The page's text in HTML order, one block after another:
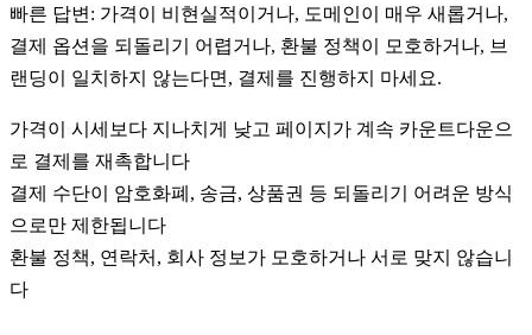
빠른 답변: 가격이 비현실적이거나, 도메인이 매우 새롭거나,
결제 옵션을 되돌리기 어렵거나, 환불 정책이 모호하거나, 브
랜딩이 일치하지 않는다면, 결제를 진행하지 마세요.
가격이 시세보다 지나치게 낮고 페이지가 계속 카운트다운으
로 결제를 재촉합니다
결제 수단이 암호화폐, 송금, 상품권 등 되돌리기 어려운 방식
으로만 제한됩니다
환불 정책, 연락처, 회사 정보가 모호하거나 서로 맞지 않습니
다